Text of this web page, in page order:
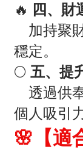
🔥 四、財
加持聚
穩定。
🌕 五、提
透過供
個人吸引
🌸【適